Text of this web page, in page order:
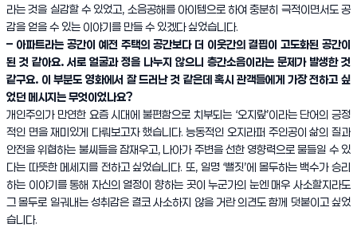
라는 것을 실감할 수 있었고, 소음공해를 아이템으로 하여 충분히 극적이면서도 공
감을 얻을 수 있는 이야기를 만들 수 있겠다 싶었습니다.
– 아파트라는 공간이 예전 주택의 공간보다 더 이웃간의 결핍이 고도화된 공간이
된 것 같아요. 서로 얼굴과 정을 나누지 않으니 층간소음이라는 문제가 발생한 것
같구요. 이 부분도 영화에서 잘 드러난 것 같은데 혹시 관객들에게 가장 전하고 싶
었던 메시지는 무엇이었나요?
개인주의가 만연한 요즘 시대에 불편함으로 치부되는 ‘오지랖’이라는 단어의 긍정
적인 면을 재미있게 다뤄보고자 했습니다. 능동적인 오지라퍼 주인공이 삶의 질과
안전을 위협하는 불씨들을 잠재우고, 나아가 주변을 선한 영향력으로 물들일 수 있
다는 따뜻한 메세지를 전하고 싶었습니다. 또, 일명 ‘뻘짓’에 몰두하는 백수가 승리
하는 이야기를 통해 자신의 열정이 향하는 곳이 누군가의 눈엔 매우 사소할지라도
그 몰두로 일궈내는 성취감은 결코 사소하지 않을 거란 의견도 함께 덧붙이고 싶었
습니다.